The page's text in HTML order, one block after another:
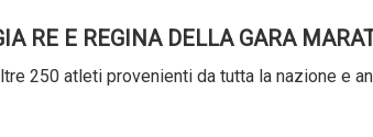
RE E REGINA DELLA GARA
250 atleti provenienti da tutta la nazione e